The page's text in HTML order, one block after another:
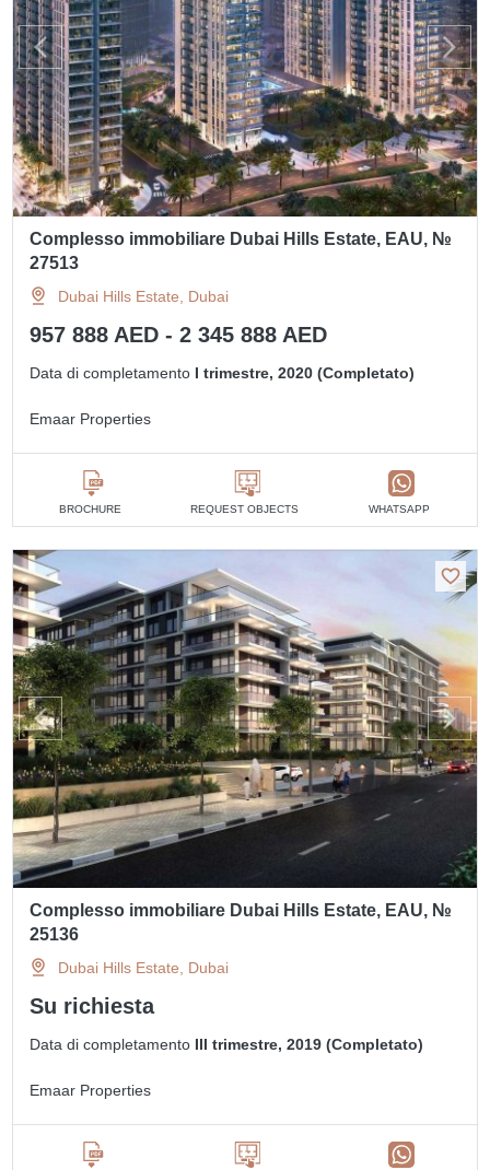
Complesso immobiliare Dubai Hills Estate, EAU, №
27513
Dubai Hills Estate, Dubai
957 888 AED - 2 345 888 AED
Data di completamento I trimestre, 2020 (Completato)
Emaar Properties
BROCHURE REQUEST OBJECTS WHATSAPP
Complesso immobiliare Dubai Hills Estate, EAU, №
25136
Dubai Hills Estate, Dubai
Su richiesta
Data di completamento III trimestre, 2019 (Completato)
Emaar Properties